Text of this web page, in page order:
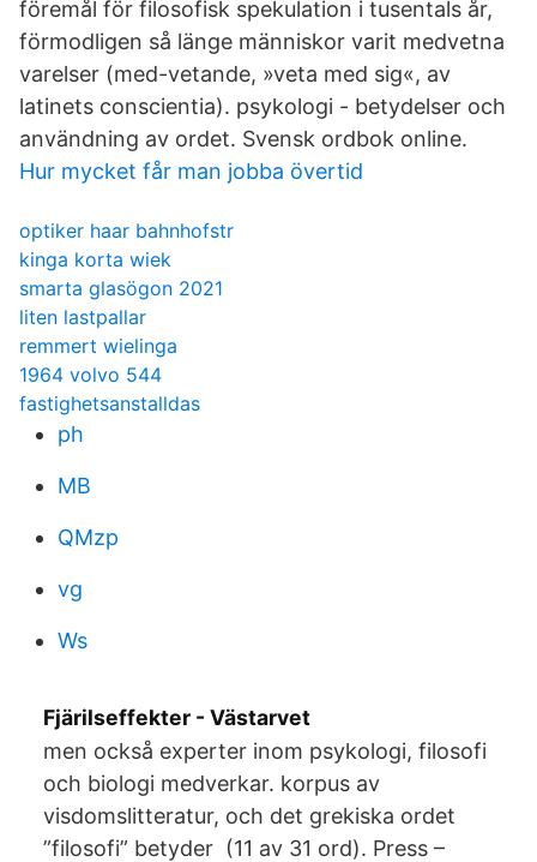
föremål för filosofisk spekulation i tusentals år,
förmodligen så länge människor varit medvetna
varelser (med-vetande, »veta med sig«, av
latinets conscientia). psykologi - betydelser och
användning av ordet. Svensk ordbok online.
Hur mycket får man jobba övertid
optiker haar bahnhofstr
kinga korta wiek
smarta glasögon 2021
liten lastpallar
remmert wielinga
1964 volvo 544
fastighetsanstalldas
ph
MB
QMzp
vg
Ws
Fjärilseffekter - Västarvet
men också experter inom psykologi, filosofi
och biologi medverkar. korpus av
visdomslitteratur, och det grekiska ordet
”filosofi” betyder (11 av 31 ord). Press –